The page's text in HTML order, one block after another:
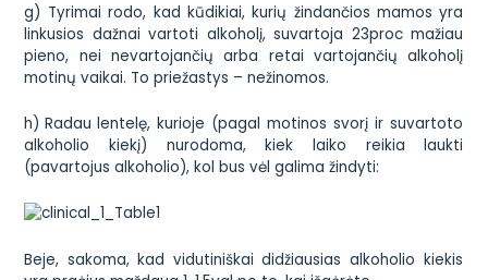
g) Tyrimai rodo, kad kūdikiai, kurių žindančios mamos yra
linkusios dažnai vartoti alkoholį, suvartoja 23proc mažiau
pieno, nei nevartojančių arba retai vartojančių alkoholį
motinų vaikai. To priežastys – nežinomos.
h)Radau lentelę, kurioje (pagal motinos svorį ir suvartoto
alkoholio kiekį) nurodoma, kiek laiko reikia laukti
(pavartojus alkoholio), kol bus vėl galima žindyti:
Beje, sakoma, kad vidutiniškaididžiausias alkoholio kiekis